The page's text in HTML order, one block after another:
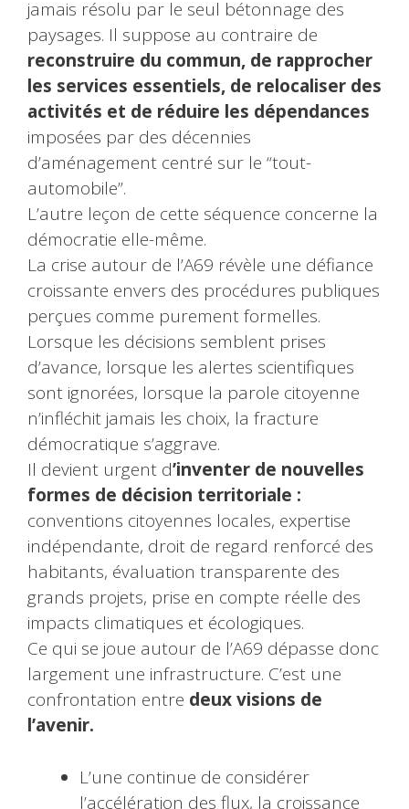
jamais résolu par le seul bétonnage des
paysages. Il suppose au contraire de
reconstruire du commun, de rapprocher
les services essentiels, de relocaliser des
activités et de réduire les dépendances
imposées par des décennies
d’aménagement centré sur le “tout-
automobile”.
L’autre leçon de cette séquence concerne la
démocratie elle-même.
La crise autour de l’A69 révèle une défiance
croissante envers des procédures publiques
perçues comme purement formelles.
Lorsque les décisions semblent prises
d’avance, lorsque les alertes scientifiques
sont ignorées, lorsque la parole citoyenne
n’infléchit jamais les choix, la fracture
démocratique s’aggrave.
Il devient urgent d’inventer de nouvelles
formes de décision territoriale :
conventions citoyennes locales, expertise
indépendante, droit de regard renforcé des
habitants, évaluation transparente des
grands projets, prise en compte réelle des
impacts climatiques et écologiques.
Ce qui se joue autour de l’A69 dépasse donc
largement une infrastructure. C’est une
confrontation entre deux visions de
l’avenir.
L’une continue de considérer
l’accélération des flux, la croissance